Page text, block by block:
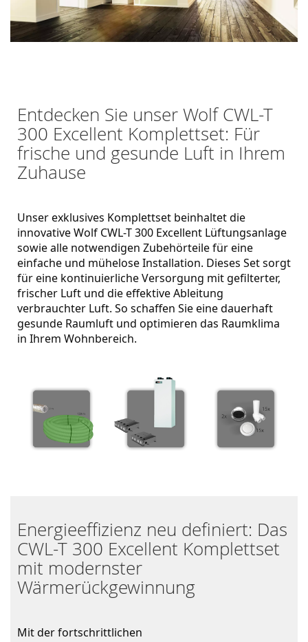
Entdecken Sie unser Wolf CWL-T
300 Excellent Komplettset: Für
frische und gesunde Luft in Ihrem
Zuhause
Unser exklusives Komplettset beinhaltet die
innovative Wolf CWL-T 300 Excellent Lüftungsanlage
sowie alle notwendigen Zubehörteile für eine
einfache und mühelose Installation. Dieses Set sorgt
für eine kontinuierliche Versorgung mit gefilterter,
frischer Luft und die effektive Ableitung
verbrauchter Luft. So schaffen Sie eine dauerhaft
gesunde Raumluft und optimieren das Raumklima
in Ihrem Wohnbereich.
Energieeffizienz neu definiert: Das
CWL-T 300 Excellent Komplettset
mit modernster
Wärmerückgewinnung
Mit der fortschrittlichen